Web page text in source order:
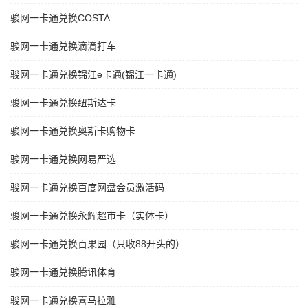
骏网一卡通兑换COSTA
骏网一卡通兑换滴滴打车
骏网一卡通兑换锦江e卡通(锦江一卡通)
骏网一卡通兑换纽斯达卡
骏网一卡通兑换奥斯卡购物卡
骏网一卡通兑换网易严选
骏网一卡通兑换百度网盘会员激活码
骏网一卡通兑换永辉超市卡（实体卡）
骏网一卡通兑换百果园（只收88开头的）
骏网一卡通兑换腾讯体育
骏网一卡通兑换喜马拉雅